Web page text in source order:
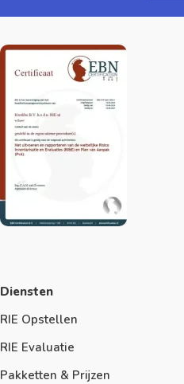
Diensten
RIE Opstellen
RIE Evaluatie
Pakketten & Prijzen